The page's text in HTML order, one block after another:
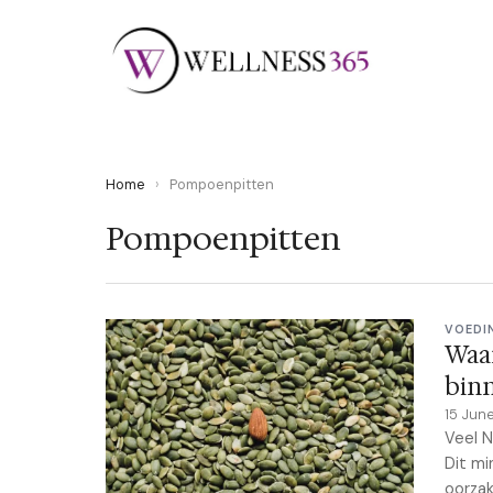
Home › Pompoenpitten
Pompoenpitten
15
Veel
Dit